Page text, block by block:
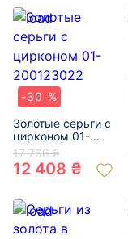
-30 %
Золотые серьги с
цирконом 01-
200123022
17 766 ₴
12 408 ₴